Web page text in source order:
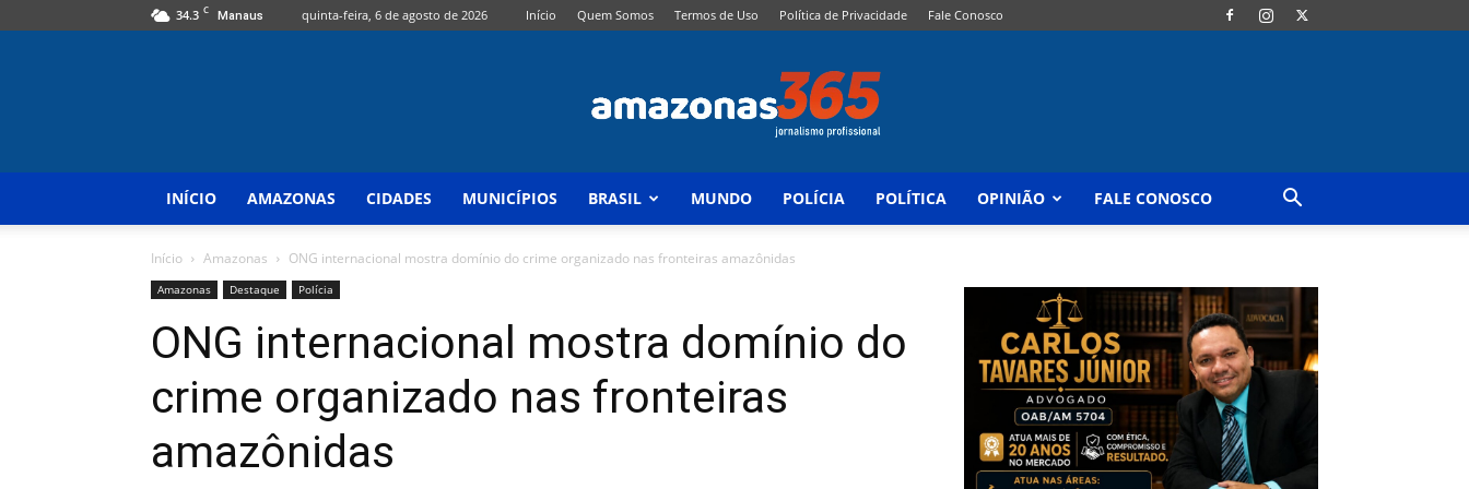
34.3 C Manaus quinta-feira, 6 de agosto de 2026 Início Quem Somos Termos de Uso Política de Privacidade Fale Conosco
365
INÍCIO AMAZONAS CIDADES MUNICÍPIOS BRASIL MUNDO POLÍCIA POLÍTICA OPINIÃO FALE CONOSCO
Início Amazonas ONG internacional mostra domínio do crime organizado nas fronteiras amazônidas
Amazonas Destaque Polícia
ONG internacional mostra domínio do
crime organizado nas fronteiras
amazônidas